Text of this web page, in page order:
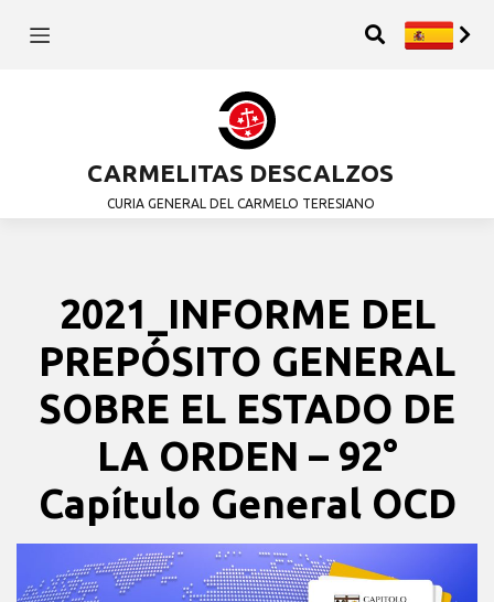
CARMELITAS DESCALZOS
CURIA GENERAL DEL CARMELO TERESIANO
2021_INFORME DEL
PREPÓSITO GENERAL
SOBRE EL ESTADO DE
LA ORDEN – 92°
Capítulo General OCD